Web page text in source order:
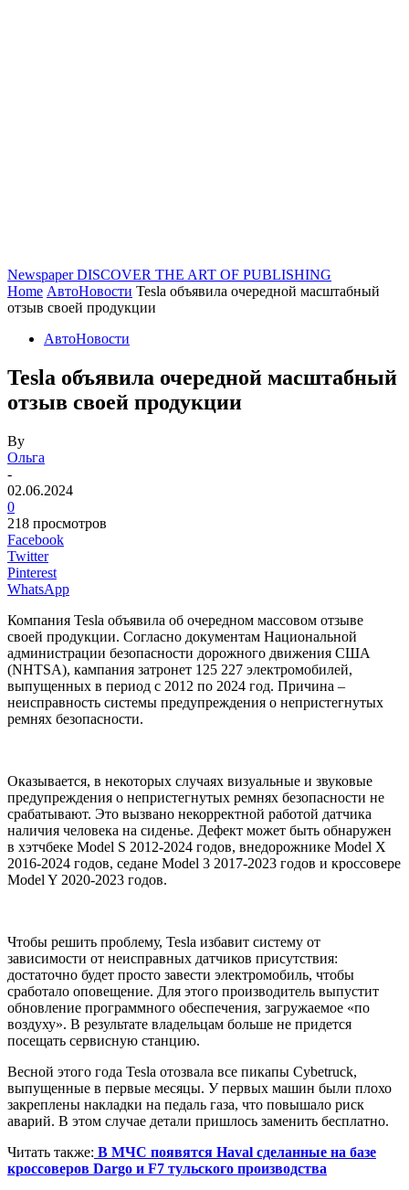
Newspaper DISCOVER THE ART OF PUBLISHING
Home АвтоНовости Tesla объявила очередной масштабный
отзыв своей продукции
АвтоНовости
Tesla объявила очередной масштабный
отзыв своей продукции
By
Ольга
-
02.06.2024
0
218 просмотров
Facebook
Twitter
Pinterest
WhatsApp
Компания Tesla объявила об очередном массовом отзыве
своей продукции. Согласно документам Национальной
администрации безопасности дорожного движения США
(NHTSA), кампания затронет 125 227 электромобилей,
выпущенных в период с 2012 по 2024 год. Причина –
неисправность системы предупреждения о непристегнутых
ремнях безопасности.
Оказывается, в некоторых случаях визуальные и звуковые
предупреждения о непристегнутых ремнях безопасности не
срабатывают. Это вызвано некорректной работой датчика
наличия человека на сиденье. Дефект может быть обнаружен
в хэтчбеке Model S 2012-2024 годов, внедорожнике Model X
2016-2024 годов, седане Model 3 2017-2023 годов и кроссовере
Model Y 2020-2023 годов.
Чтобы решить проблему, Tesla избавит систему от
зависимости от неисправных датчиков присутствия:
достаточно будет просто завести электромобиль, чтобы
сработало оповещение. Для этого производитель выпустит
обновление программного обеспечения, загружаемое «по
воздуху». В результате владельцам больше не придется
посещать сервисную станцию.
Весной этого года Tesla отозвала все пикапы Cybetruck,
выпущенные в первые месяцы. У первых машин были плохо
закреплены накладки на педаль газа, что повышало риск
аварий. В этом случае детали пришлось заменить бесплатно.
Читать также: В МЧС появятся Haval сделанные на базе
кроссоверов Dargo и F7 тульского производства